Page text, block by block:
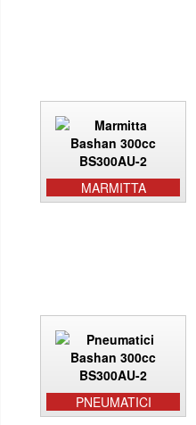
MARMITTA
PNEUMATICI